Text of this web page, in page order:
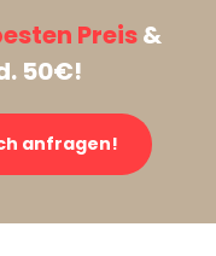
Preis&
50€!
anfragen!